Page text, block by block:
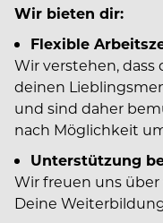
Wir bieten dir:
Flexible
Wir verstehen,
deinen
und sind daher
nach Möglichkeit
Unterstützung
Wir freuen uns
Deine